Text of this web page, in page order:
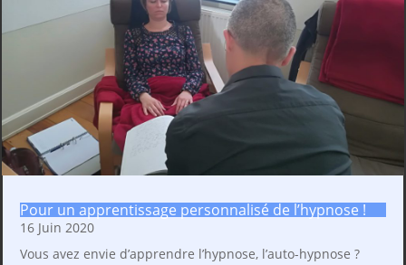
Pour un apprentissage personnalisé de l’hypnose !
16 Juin 2020
Vous avez envie d’apprendre l’hypnose, l’auto-hypnose ?